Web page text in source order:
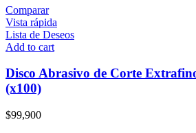
Comparar
Vista rápida
Lista de Deseos
Add to cart
Disco Abrasivo de Corte
(x100)
$99,900